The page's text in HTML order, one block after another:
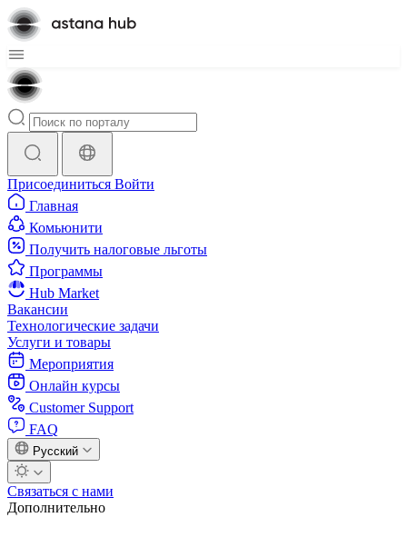
Присоединиться Войти
Главная
Комьюнити
Получить налоговые льготы
Программы
Hub Market
Вакансии
Технологические задачи
Услуги и товары
Мероприятия
Онлайн курсы
Customer Support
FAQ
Русский
Связаться с нами
Дополнительно